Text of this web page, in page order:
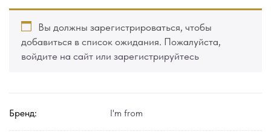
Вы должны зарегистрироваться, чтобы
добавиться в список ожидания. Пожалуйста,
войдите на сайт или зарегистрируйтесь
Бренд: I'm from